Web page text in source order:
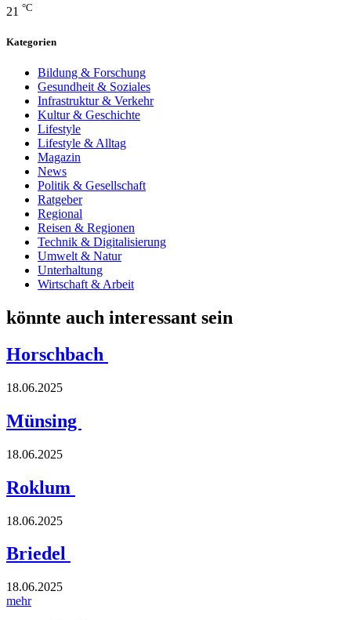
21 °C
Kategorien
Bildung & Forschung
Gesundheit & Soziales
Infrastruktur & Verkehr
Kultur & Geschichte
Lifestyle
Lifestyle & Alltag
Magazin
News
Politik & Gesellschaft
Ratgeber
Regional
Reisen & Regionen
Technik & Digitalisierung
Umwelt & Natur
Unterhaltung
Wirtschaft & Arbeit
könnte auch interessant sein
Horschbach
18.06.2025
Münsing
18.06.2025
Roklum
18.06.2025
Briedel
18.06.2025
mehr